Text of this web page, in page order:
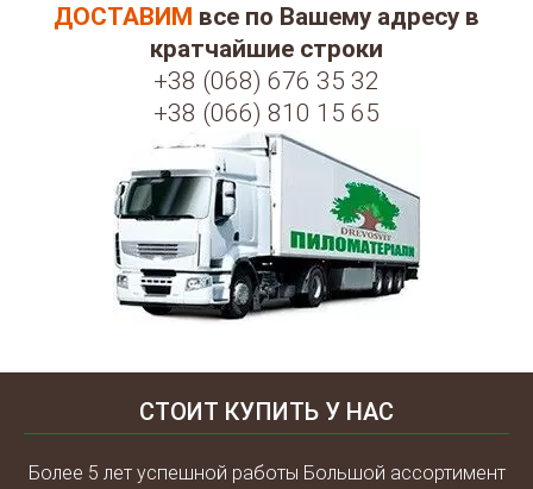
ДОСТАВИМ все по Вашему адресу в
кратчайшие строки
+38 (068) 676 35 32
+38 (066) 810 15 65
СТОИТ КУПИТЬ У НАС
Более 5 лет успешной работы Большой ассортимент